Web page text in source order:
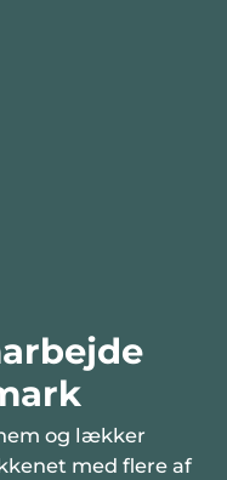
og lækker
med flere af